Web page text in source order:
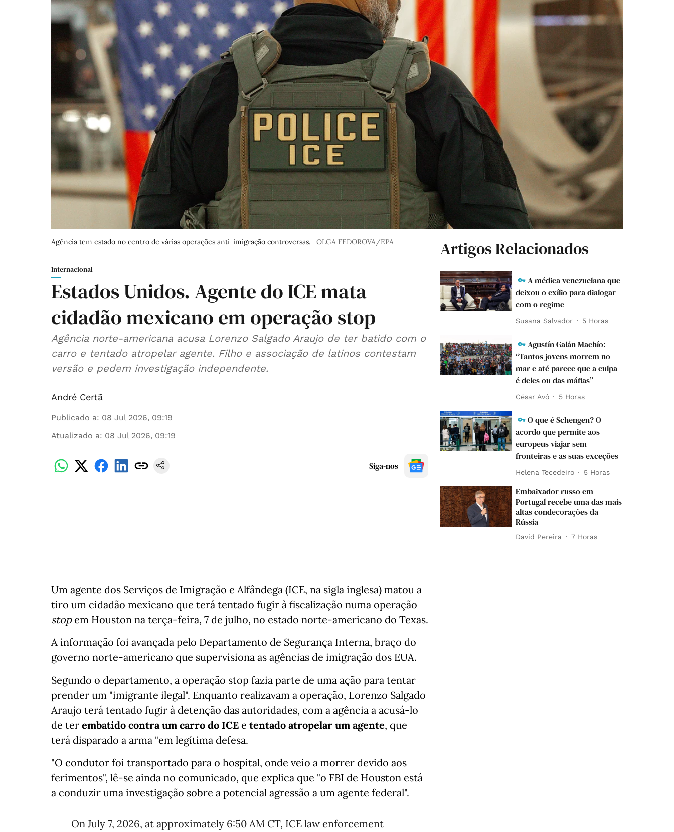
Agência tem estado no centro de várias operações anti-imigração controversas. OLGA FEDOROVA/EPA
Internacional
Estados Unidos. Agente do ICE mata
cidadão mexicano em operação stop
Agência norte-americana acusa Lorenzo Salgado Araujo de ter batido com o
carro e tentado atropelar agente. Filho e associação de latinos contestam
versão e pedem investigação independente.
André Certã
Publicado a: 08 Jul 2026, 09:19
Atualizado a: 08 Jul 2026, 09:19
Siga-nos
Um agente dos Serviços de Imigração e Alfândega (ICE, na sigla inglesa) matou a
tiro um cidadão mexicano que terá tentado fugir à fiscalização numa operação
stopem Houston na terça-feira, 7 de julho, no estado norte-americano do Texas.
A informação foi avançada pelo Departamento de Segurança Interna, braço do
governo norte-americano que supervisiona as agências de imigração dos EUA.
Segundo o departamento, a operação stop fazia parte de uma ação para tentar
prender um "imigrante ilegal". Enquanto realizavam a operação, Lorenzo Salgado
Araujo terá tentado fugir à detenção das autoridades, com a agência a acusá-lo
de ter embatido contra um carro do ICE e tentado atropelar um agente, que
terá disparado a arma "em legítima defesa.
"O condutor foi transportado para o hospital, onde veio a morrer devido aos
ferimentos", lê-se ainda no comunicado, que explica que "o FBI de Houston está
a conduzir uma investigação sobre a potencial agressão a um agente federal".
On July 7, 2026, at approximately 6:50 AM CT, ICE law enforcement
Artigos Relacionados
A médica venezuelana que
deixou o exílio para dialogar
com o regime
Susana Salvador 5 Horas
Agustín Galán Machío:
“Tantos jovens morrem no
mar e até parece que a culpa
é deles ou das máfias”
César Avó 5 Horas
O que é Schengen? O
acordo que permite aos
europeus viajar sem
fronteiras e as suas exceções
Helena Tecedeiro 5 Horas
Embaixador russo em
Portugal recebe uma das mais
altas condecorações da
Rússia
David Pereira 7 Horas